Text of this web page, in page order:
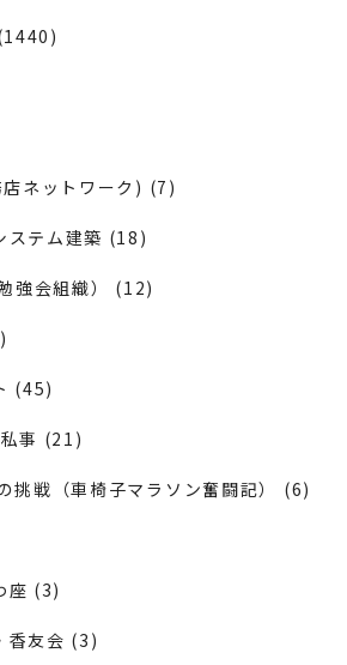
ネットワーク) (7)
ステム建築 (18)
強会組織） (12)
(45)
事 (21)
挑戦（車椅子マラソン奮闘記） (6)
座 (3)
香友会 (3)